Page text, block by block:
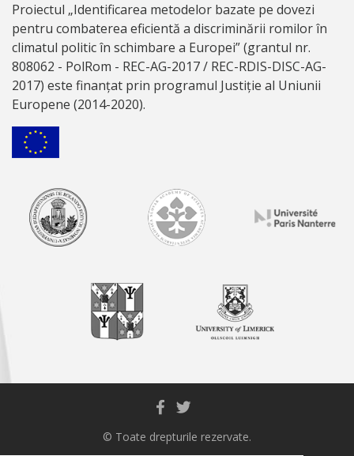
Proiectul „Identificarea metodelor bazate pe dovezi
pentru combaterea eficientă a discriminării romilor în
climatul politic în schimbare a Europei” (grantul nr.
808062 - PolRom - REC-AG-2017 / REC-RDIS-DISC-AG-
2017) este finanțat prin programul Justiție al Uniunii
Europene (2014-2020).
© Toate drepturile rezervate.